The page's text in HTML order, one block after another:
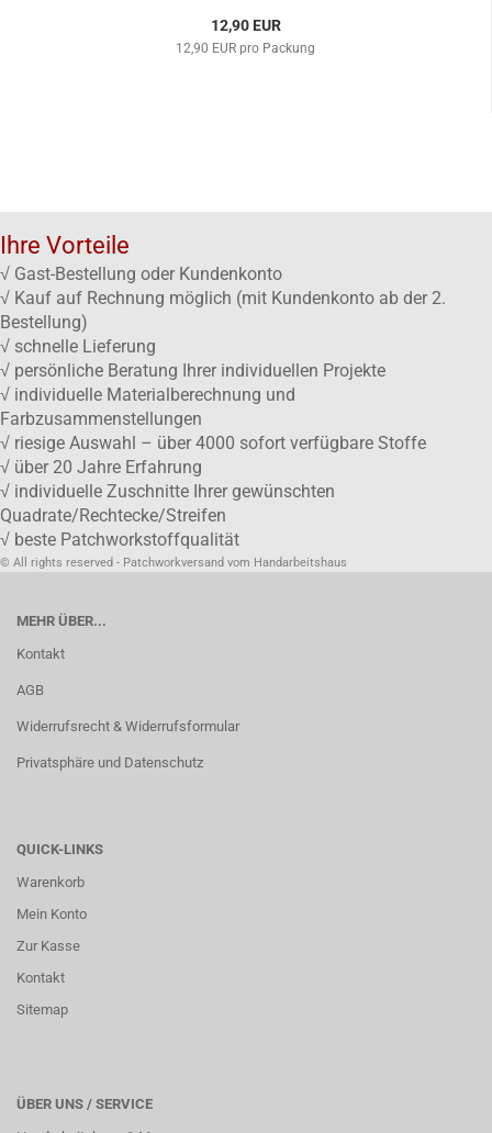
12,90 EUR
12,90 EUR pro Packung
Ihre Vorteile
√ Gast-Bestellung oder Kundenkonto
√ Kauf auf Rechnung möglich (mit Kundenkonto ab der 2.
Bestellung)
√ schnelle Lieferung
√ persönliche Beratung Ihrer individuellen Projekte
√ individuelle Materialberechnung und
Farbzusammenstellungen
√ riesige Auswahl – über 4000 sofort verfügbare Stoffe
√ über 20 Jahre Erfahrung
√ individuelle Zuschnitte Ihrer gewünschten
Quadrate/Rechtecke/Streifen
√ beste Patchworkstoffqualität
© All rights reserved - Patchworkversand vom Handarbeitshaus
MEHR ÜBER...
Kontakt
AGB
Widerrufsrecht & Widerrufsformular
Privatsphäre und Datenschutz
QUICK-LINKS
Warenkorb
Mein Konto
Zur Kasse
Kontakt
Sitemap
ÜBER UNS / SERVICE